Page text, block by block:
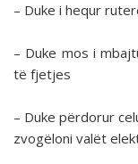
– Duke i hequr
– Duke mos i
të fjetjes
– Duke përdorur
zvogëloni valët